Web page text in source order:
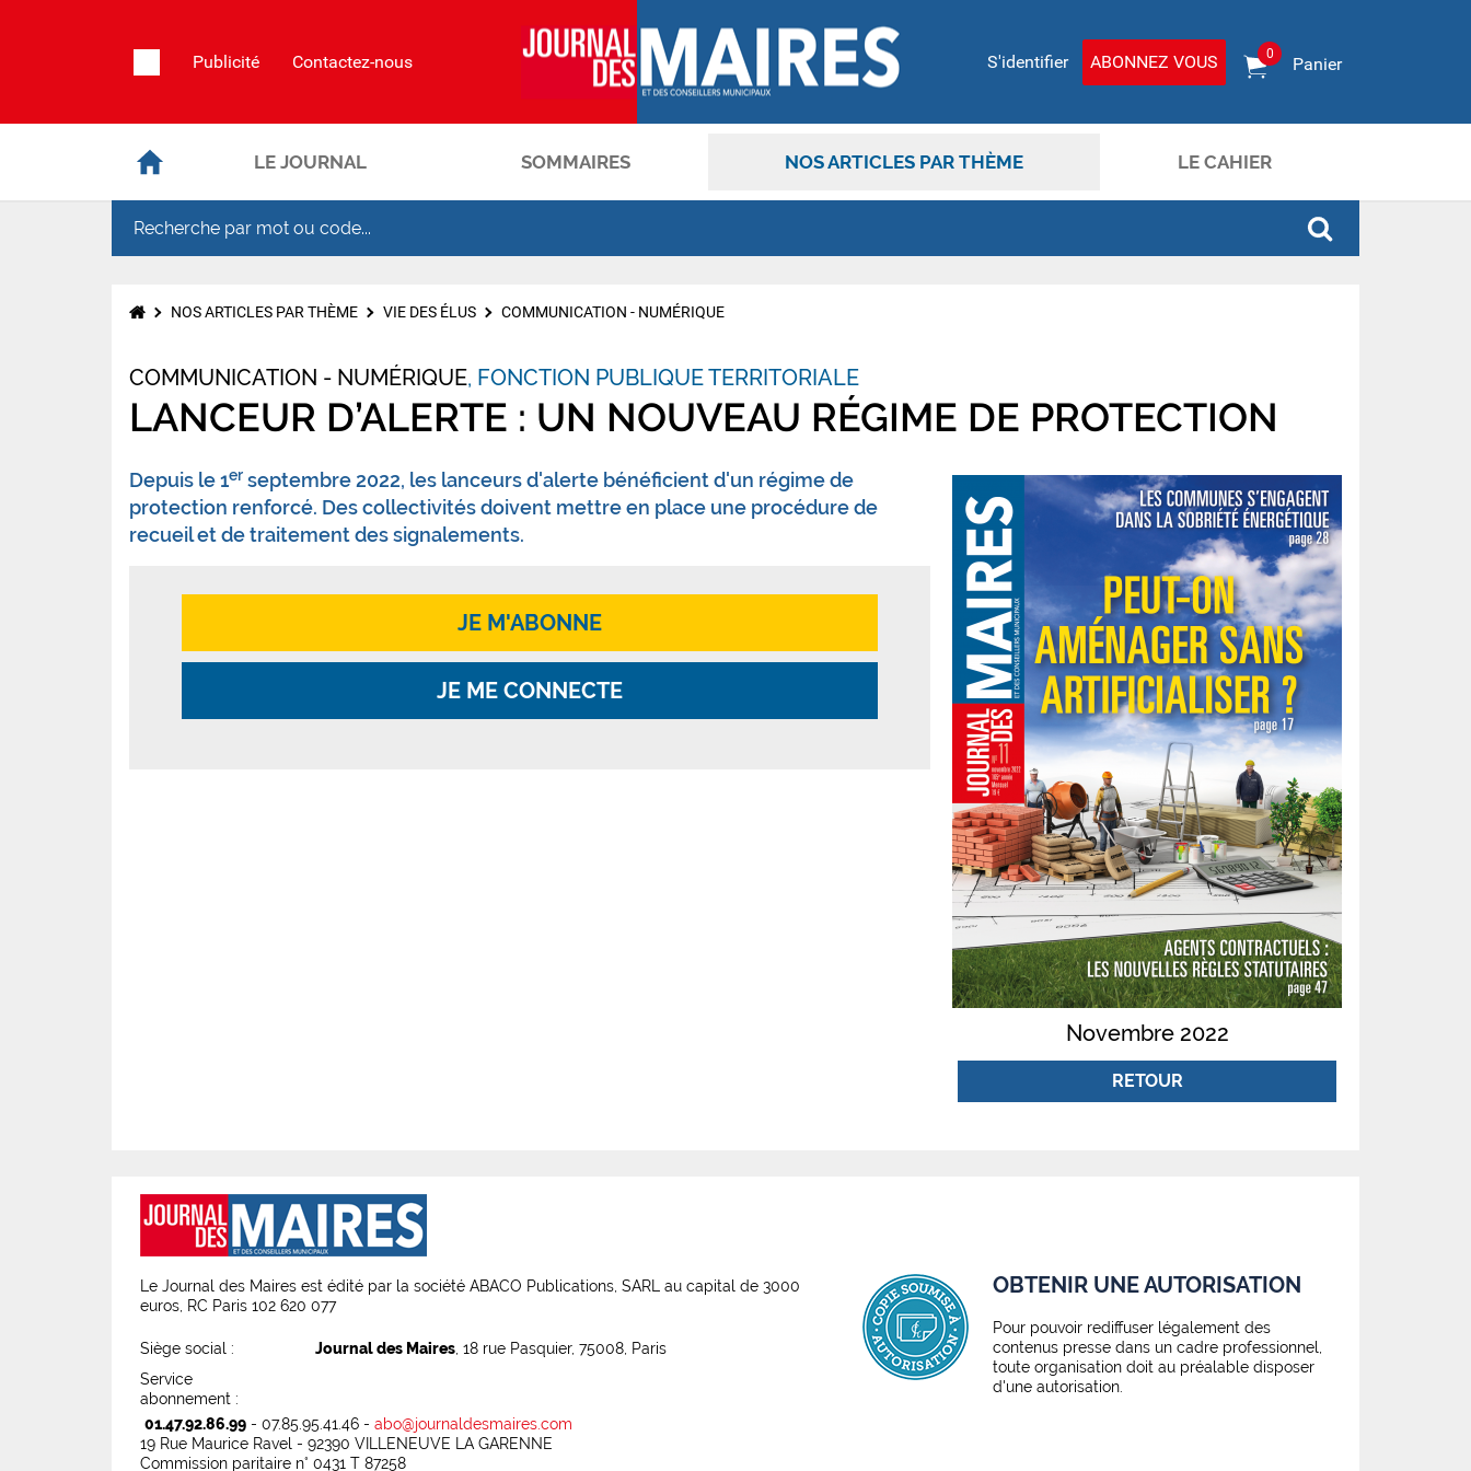
Publicité Contactez-nous S'identifier ABONNEZ VOUS Panier
0
LE JOURNAL SOMMAIRES NOS ARTICLES PAR THÈME LE CAHIER
NOS ARTICLES PAR THÈME VIE DES ÉLUS COMMUNICATION - NUMÉRIQUE
COMMUNICATION - NUMÉRIQUE FONCTION PUBLIQUE TERRITORIALE
LANCEUR D’ALERTE : UN NOUVEAU RÉGIME DE PROTECTION
Depuis le 1er septembre 2022, les lanceurs d'alerte bénéficient d'un régime de
protection renforcé. Des collectivités doivent mettre en place une procédure de
recueil et de traitement des signalements.
JE M'ABONNE
JE ME CONNECTE
Novembre 2022
RETOUR
Le Journal des Maires est édité par la société ABACO Publications, SARL au capital de 3000
euros, RC Paris 102 620 077
Siège social : Journal des Maires, 18 rue Pasquier, 75008, Paris
Service
abonnement :
01.47.92.86.99 - 07.85.95.41.46 - abo@journaldesmaires.com
19 Rue Maurice Ravel - 92390 VILLENEUVE LA GARENNE
Commission paritaire n° 0431 T 87258
OBTENIR UNE AUTORISATION
Pour pouvoir rediffuser légalement des
contenus presse dans un cadre professionnel,
toute organisation doit au préalable disposer
d'une autorisation.